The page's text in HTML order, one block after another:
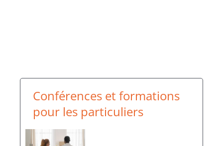
Conférences et formations
pour les particuliers